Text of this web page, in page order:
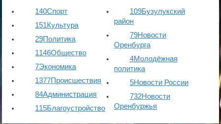
140Спорт
151Культура
29Политика
1146Общество
7Экономика
1377Происшествия
84Администрация
115Благоустройство
109Бузулукский
район
79Новости
Оренбурга
4Молодёжная
политика
5Новости России
732Новости
Оренбуржья